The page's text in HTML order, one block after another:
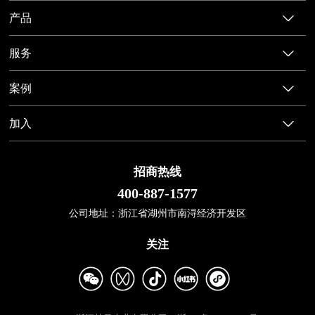
产品
服务
案例
加入
招商热线
400-887-1577
公司地址：浙江省湖州市南浔经济开发区
关注